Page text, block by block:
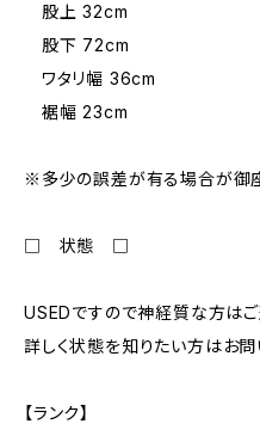
股上 32cm
股下 72cm
ワタリ幅 36cm
裾幅 23cm
※多少の誤差が有る場合が御座
□ 状態 □
USEDですので神経質な方はご
詳しく状態を知りたい方はお問
【ランク】